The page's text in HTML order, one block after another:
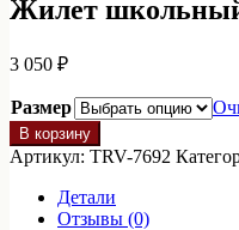
Жилет
3 050 ₽
Размер
Количество
товара
Жилет
школьный
Трувор,
В корзину
Артикул: TRV-7692
Детали
Отзывы (0)